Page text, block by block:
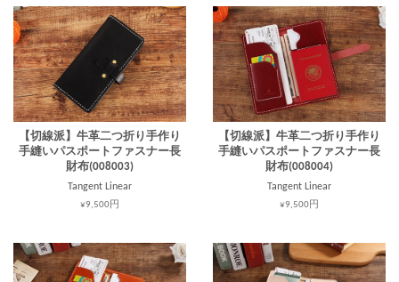
【切線派】牛革二つ折り手作り
手縫いパスポートファスナー長
財布(008003)
Tangent Linear
¥9,500円
【切線派】牛革二つ折り手作り
手縫いパスポートファスナー長
財布(008004)
Tangent Linear
¥9,500円